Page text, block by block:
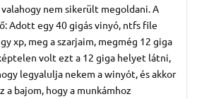
nem sikerült megoldani. A
Adott egy 40 gigás vinyó, ntfs file
xp, meg a szarjaim, megmég 12 giga
volt ezt a 12 giga helyet látni,
legyalulja nekem a winyót, és akkor
a bajom, hogy a munkámhoz